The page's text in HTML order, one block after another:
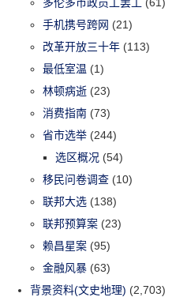
手机携号跨网 (21)
改革开放三十年 (113)
最低室温 (1)
林顿病逝 (23)
消费指南 (73)
省市选举 (244)
选区概况 (54)
移民问卷调查 (10)
联邦大选 (138)
联邦预算案 (23)
赖昌星案 (95)
金融风暴 (63)
背景资料(文史地理) (2,703)